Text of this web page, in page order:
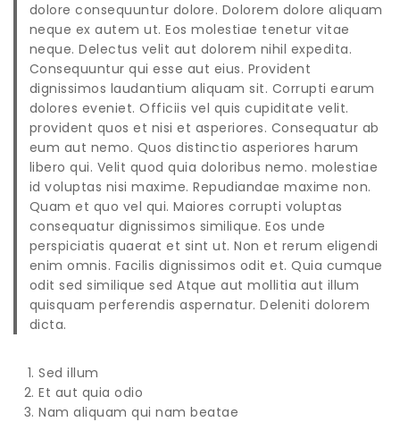
dolore consequuntur dolore. Dolorem dolore aliquam
neque ex autem ut. Eos molestiae tenetur vitae
neque. Delectus velit aut dolorem nihil expedita.
Consequuntur qui esse aut eius. Provident
dignissimos laudantium aliquam sit. Corrupti earum
dolores eveniet. Officiis vel quis cupiditate velit.
provident quos et nisi et asperiores. Consequatur ab
eum aut nemo. Quos distinctio asperiores harum
libero qui. Velit quod quia doloribus nemo. molestiae
id voluptas nisi maxime. Repudiandae maxime non.
Quam et quo vel qui. Maiores corrupti voluptas
consequatur dignissimos similique. Eos unde
perspiciatis quaerat et sint ut. Non et rerum eligendi
enim omnis. Facilis dignissimos odit et. Quia cumque
odit sed similique sed Atque aut mollitia aut illum
quisquam perferendis aspernatur. Deleniti dolorem
dicta.
Sed illum
Et aut quia odio
Nam aliquam qui nam beatae